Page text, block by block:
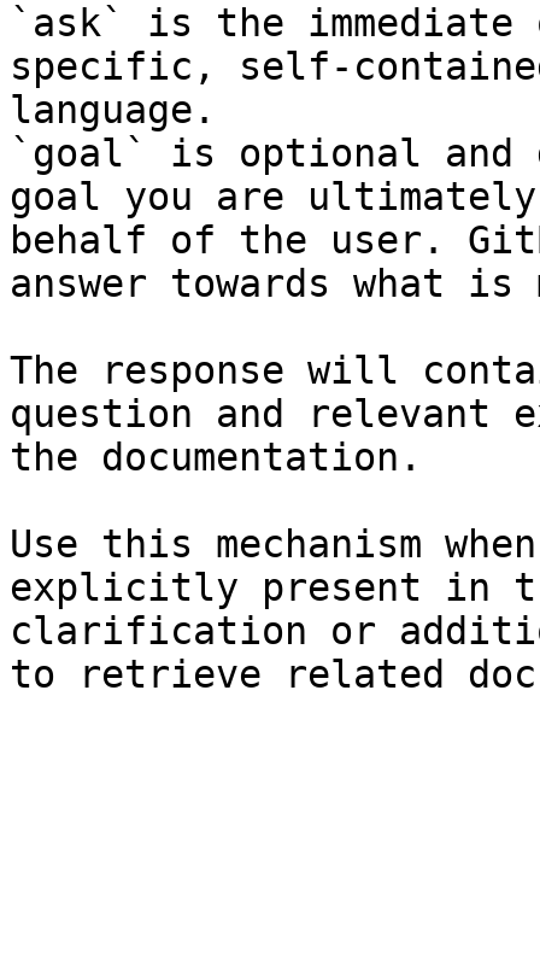
`ask` is the
specific, self-
language.
`goal` is optional and
goal you are
behalf of the user.
answer towards what
The response will
question and relevant
the documentation.
Use this mechanism
explicitly present in
clarification or